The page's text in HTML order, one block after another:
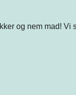
og nem mad!